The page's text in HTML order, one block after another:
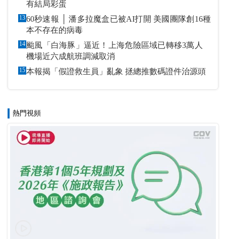
有結局彩蛋
1360秒速報 │ 潘多拉魔盒已被AI打開 美國團隊創16種
本不存在的病毒
14 颱風「白海豚」逼近！上海危險區域已轉移3萬人
機場近六成航班調減取消
15 本報揭「假證救生員」亂象 拯總推數碼證件治源頭
熱門視頻